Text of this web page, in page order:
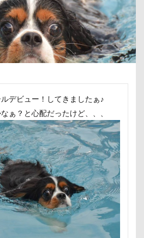
カファレル
オヤツ入れ
＆ ヴィラズ
カドラー
カタログ
カイくん
オーナメント
オーダーメイド
ムライス オブジェ
オフ会
オスワリ
オクラ
エヴァちゃん
エンドレス
キーくん
スヌード
シミ
シマホ
シェンロンくん
サンバイザー
サンドイッチ
サンタ
サンキューの日
サラリーマン
サラダバー
デビュー！してきましたぁ♪
ぁ？と心配だったけど、、、
入間市
ん
優しい
働くおじさん
ク 加湿器
動物病院
術 同胎
吉野家
プ 受領印
取り込み中
物館
北海道直送
南相馬市
卒業
イブウェイ
千葉県
千ちゃん 北陸
北軽井沢
保水効果
名刺
丘を越えて
世界平和
不貞寝 下野市
上越市
復興国立公園
三瓶くん